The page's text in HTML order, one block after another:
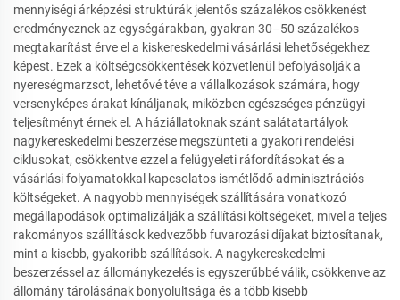
mennyiségi árképzési struktúrák jelentős százalékos csökkenést
eredményeznek az egységárakban, gyakran 30–50 százalékos
megtakarítást érve el a kiskereskedelmi vásárlási lehetőségekhez
képest. Ezek a költségcsökkentések közvetlenül befolyásolják a
nyereségmarzsot, lehetővé téve a vállalkozások számára, hogy
versenyképes árakat kínáljanak, miközben egészséges pénzügyi
teljesítményt érnek el. A háziállatoknak szánt salátatartályok
nagykereskedelmi beszerzése megszünteti a gyakori rendelési
ciklusokat, csökkentve ezzel a felügyeleti ráfordításokat és a
vásárlási folyamatokkal kapcsolatos ismétlődő adminisztrációs
költségeket. A nagyobb mennyiségek szállítására vonatkozó
megállapodások optimalizálják a szállítási költségeket, mivel a teljes
rakományos szállítások kedvezőbb fuvarozási díjakat biztosítanak,
mint a kisebb, gyakoribb szállítások. A nagykereskedelmi
beszerzéssel az állománykezelés is egyszerűbbé válik, csökkenve az
állomány tárolásának bonyolultsága és a több kisebb